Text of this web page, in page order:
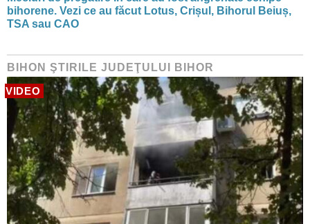
bihorene. Vezi ce au făcut Lotus, Crișul, Bihorul Beiuș,
TSA sau CAO
BIHON ŞTIRILE JUDEŢULUI BIHOR
VIDEO